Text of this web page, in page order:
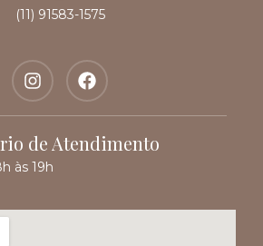
(11) 91583-1575
de Atendimento
às 19h